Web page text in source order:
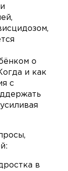
о
и как
с
в